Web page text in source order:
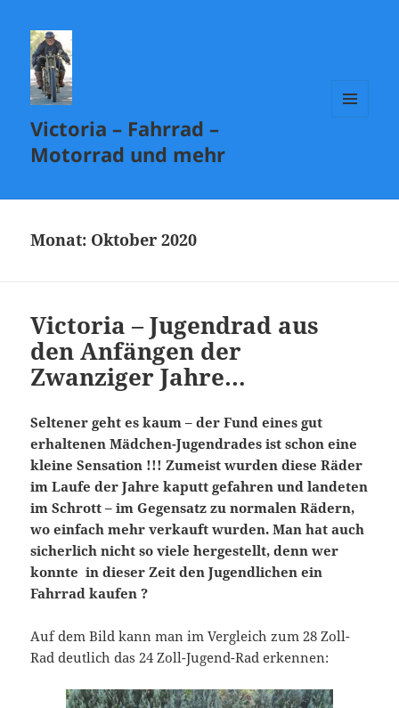
Victoria – Fahrrad –
Motorrad und mehr
Monat: Oktober 2020
Victoria – Jugendrad aus
den Anfängen der
Zwanziger Jahre…
Seltener geht es kaum – der Fund eines gut
erhaltenen Mädchen-Jugendrades ist schon eine
kleine Sensation !!! Zumeist wurden diese Räder
im Laufe der Jahre kaputt gefahren und landeten
im Schrott – im Gegensatz zu normalen Rädern,
wo einfach mehr verkauft wurden. Man hat auch
sicherlich nicht so viele hergestellt, denn wer
konnte in dieser Zeit den Jugendlichen ein
Fahrrad kaufen ?
Auf dem Bild kann man im Vergleich zum 28 Zoll-
Rad deutlich das 24 Zoll-Jugend-Rad erkennen: